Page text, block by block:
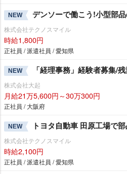
NEW デンソーで働こう!小型部
株式会社テクノスマイル
時給1,800円
正社員 / 派遣社員 / 愛知県
NEW 「経理事務」経験者募集/
株式会社大起
月給21万5,600円～30万300円
正社員 / 大阪府
NEW トヨタ自動車 田原工場で
株式会社テクノスマイル
時給2,100円
正社員 / 派遣社員 / 愛知県